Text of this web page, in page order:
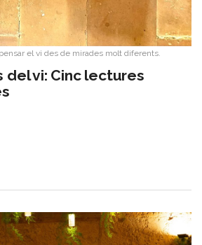
el vi des de mirades molt diferents.
del vi: Cinc lectures